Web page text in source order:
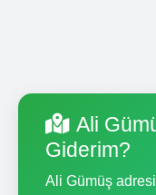
Ali
Giderim?
Ali Gümüş